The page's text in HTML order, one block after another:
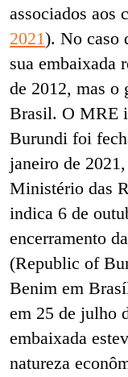
associados aos
2021). No caso
sua embaixada
de 2012, mas o
Brasil. O MRE
Burundi foi
janeiro de
Ministério das
indica 6 de
encerramento
(Republic of
Benim em
em 25 de julho
embaixada
natureza